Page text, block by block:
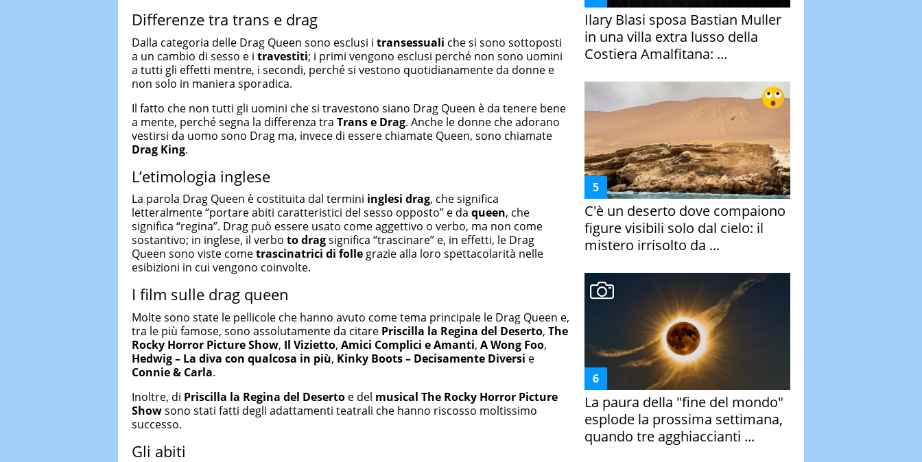
Differenze tra trans e drag
Dalla categoria delle Drag Queen sono esclusi i transessuali che si sono sottoposti
a un cambio di sesso e i travestiti; i primi vengono esclusi perché non sono uomini
a tutti gli effetti mentre, i secondi, perché si vestono quotidianamente da donne e
non solo in maniera sporadica.
Il fatto che non tutti gli uomini che si travestono siano Drag Queen è da tenere bene
a mente, perché segna la differenza tra Trans e Drag. Anche le donne che adorano
vestirsi da uomo sono Drag ma, invece di essere chiamate Queen, sono chiamate
Drag King.
L’etimologia inglese
La parola Drag Queen è costituita dal termini inglesi drag, che significa
letteralmente “portare abiti caratteristici del sesso opposto” e da queen, che
significa “regina”. Drag può essere usato come aggettivo o verbo, ma non come
sostantivo; in inglese, il verbo to dragsignifica “trascinare” e, in effetti, le Drag
Queen sono viste cometrascinatrici di folle grazie alla loro spettacolarità nelle
esibizioni in cui vengono coinvolte.
I film sulle drag queen
Molte sono state le pellicole che hanno avuto come tema principale le Drag Queen e,
tra le più famose, sono assolutamente da citare Priscilla la Regina del Deserto, The
Rocky Horror Picture Show, Il Vizietto, Amici Complici e Amanti, A Wong Foo,
Hedwig – La diva con qualcosa in più, Kinky Boots – Decisamente Diversi e
Connie & Carla.
Inoltre, di Priscilla la Regina del Deserto e del musical The Rocky Horror Picture
Showsono stati fatti degli adattamenti teatrali che hanno riscosso moltissimo
successo.
Gli abiti
Ilary Blasi sposa Bastian Muller
in una villa extra lusso della
Costiera Amalfitana: ...
C'è un deserto dove compaiono
figure visibili solo dal cielo: il
mistero irrisolto da ...
La paura della "fine del mondo"
esplode la prossima settimana,
quando tre agghiaccianti ...